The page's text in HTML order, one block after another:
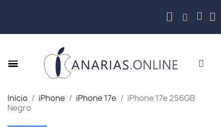
Inicio iPhone iPhone 17e
iPhone 17e 256GB
Negro